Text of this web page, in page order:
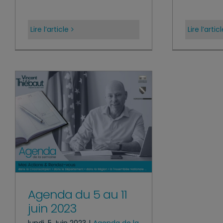
Lire l’article Lire
Agenda du 5 au 11
juin 2023